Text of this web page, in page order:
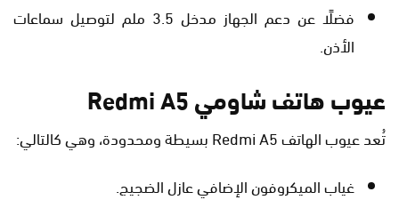
فضلًا عن دعم الجهاز مدخل 3.5 ملم لتوصيل سماعات
الأذن.
عيوب هاتف شاومي Redmi A5
تُعد عيوب الهاتف Redmi A5 بسيطة ومحدودة، وهي كالتالي:
غياب الميكروفون الإضافي عازل الضجيج.